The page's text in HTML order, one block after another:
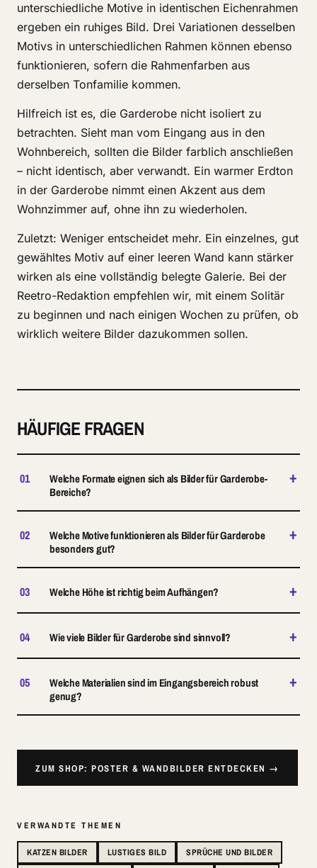
unterschiedliche Motive in identischen Eichenrahmen
ergeben ein ruhiges Bild. Drei Variationen desselben
Motivs in unterschiedlichen Rahmen können ebenso
funktionieren, sofern die Rahmenfarben aus
derselben Tonfamilie kommen.
Hilfreich ist es, die Garderobe nicht isoliert zu
betrachten. Sieht man vom Eingang aus in den
Wohnbereich, sollten die Bilder farblich anschließen
– nicht identisch, aber verwandt. Ein warmer Erdton
in der Garderobe nimmt einen Akzent aus dem
Wohnzimmer auf, ohne ihn zu wiederholen.
Zuletzt: Weniger entscheidet mehr. Ein einzelnes, gut
gewähltes Motiv auf einer leeren Wand kann stärker
wirken als eine vollständig belegte Galerie. Bei der
Reetro-Redaktion empfehlen wir, mit einem Solitär
zu beginnen und nach einigen Wochen zu prüfen, ob
wirklich weitere Bilder dazukommen sollen.
HÄUFIGE FRAGEN
01
Welche Formate eignen sich als Bilder für Garderobe-
Bereiche?
+
02
Welche Motive funktionieren als Bilder für Garderobe
besonders gut?
+
03 Welche Höhe ist richtig beim Aufhängen? +
04 Wie viele Bilder für Garderobe sind sinnvoll? +
05
Welche Materialien sind im Eingangsbereich robust
genug?
+
ZUM SHOP: POSTER & WANDBILDER ENTDECKEN →
VERWANDTE THEMEN
KATZEN BILDER LUSTIGES BILD SPRÜCHE UND BILDER